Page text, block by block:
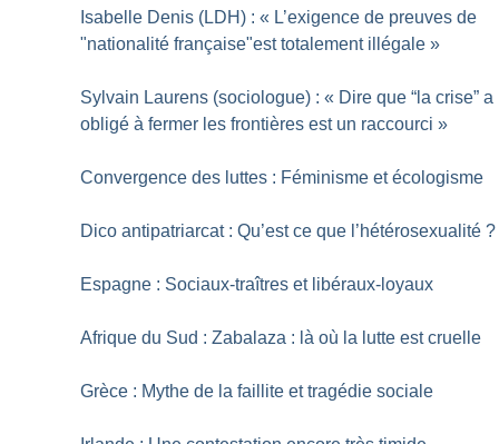
Isabelle Denis (LDH) : « L’exigence de preuves de
"nationalité française"est totalement illégale »
Sylvain Laurens (sociologue) : « Dire que “la crise” a
obligé à fermer les frontières est un raccourci »
Convergence des luttes : Féminisme et écologisme
Dico antipatriarcat : Qu’est ce que l’hétérosexualité ?
Espagne : Sociaux-traîtres et libéraux-loyaux
Afrique du Sud : Zabalaza : là où la lutte est cruelle
Grèce : Mythe de la faillite et tragédie sociale